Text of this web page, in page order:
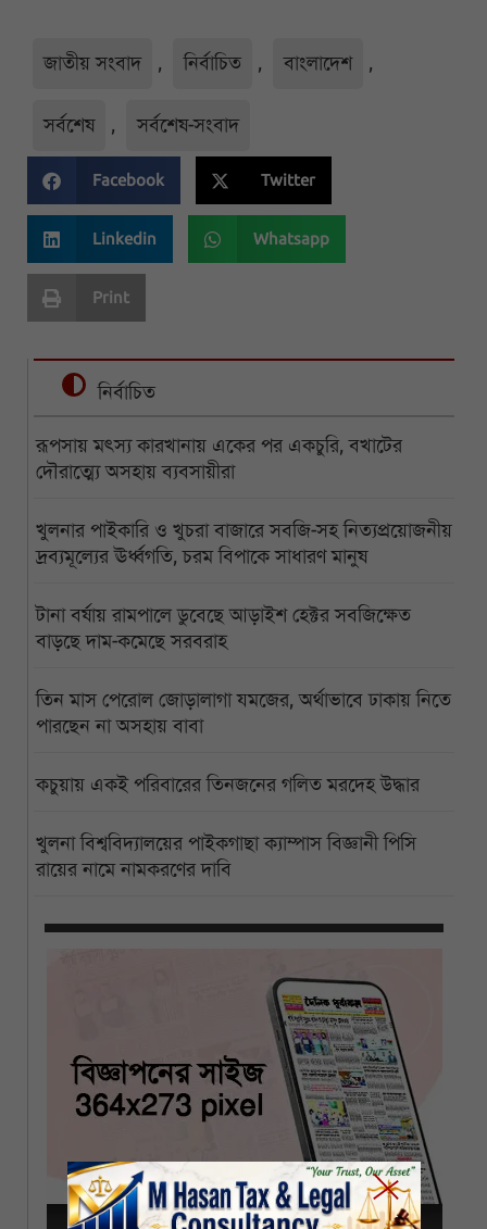
জাতীয় সংবাদ , নির্বাচিত , বাংলাদেশ ,
সর্বশেষ , সর্বশেষ-সংবাদ
Facebook Twitter
Linkedin Whatsapp
Print
নির্বাচিত
রূপসায় মৎস্য কারখানায় একের পর একচুরি, বখাটের
দৌরাত্ম্যে অসহায় ব্যবসায়ীরা
খুলনার পাইকারি ও খুচরা বাজারে সবজি-সহ নিত্যপ্রয়োজনীয়
দ্রব্যমূল্যের ঊর্ধ্বগতি, চরম বিপাকে সাধারণ মানুষ
টানা বর্ষায় রামপালে ডুবেছে আড়াইশ হেক্টর সবজিক্ষেত
বাড়ছে দাম-কমেছে সরবরাহ
তিন মাস পেরোল জোড়ালাগা যমজের, অর্থাভাবে ঢাকায় নিতে
পারছেন না অসহায় বাবা
কচুয়ায় একই পরিবারের তিনজনের গলিত মরদেহ উদ্ধার
খুলনা বিশ্ববিদ্যালয়ের পাইকগাছা ক্যাম্পাস বিজ্ঞানী পিসি
রায়ের নামে নামকরণের দাবি